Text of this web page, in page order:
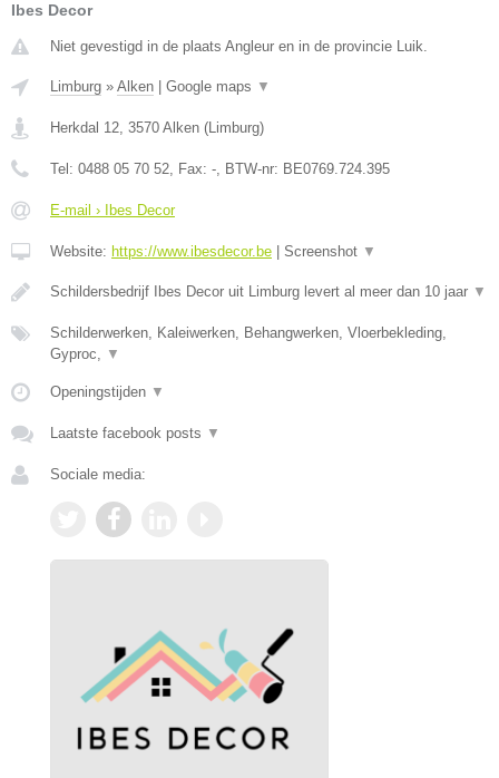
Ibes Decor
Niet gevestigd in de plaats Angleur en in de provincie Luik.
Limburg » Alken Google maps ▼
Herkdal 12, 3570 Alken (Limburg)
Tel: 0488 05 70 52, Fax: -, BTW-nr: BE0769.724.395
E-mail › Ibes Decor
Website: https://www.ibesdecor.be Screenshot ▼
Schildersbedrijf Ibes Decor uit Limburg levert al meer dan 10 jaar ▼
Schilderwerken, Kaleiwerken, Behangwerken, Vloerbekleding,
Gyproc, ▼
Openingstijden ▼
Laatste facebook posts ▼
Sociale media: